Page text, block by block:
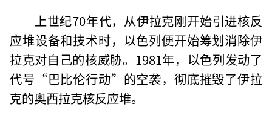
上世纪70年代，从伊拉克刚开始引进核反
应堆设备和技术时，以色列便开始筹划消除伊
拉克对自己的核威胁。1981年，以色列发动了
代号“巴比伦行动”的空袭，彻底摧毁了伊拉
克的奥西拉克核反应堆。